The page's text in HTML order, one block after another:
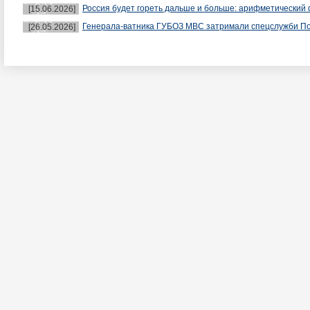
[15.06.2026]
Россия будет гореть дальше и больше: арифметический
[26.05.2026]
Генерала-ватника ГУБОЗ МВС затримали спецслужби